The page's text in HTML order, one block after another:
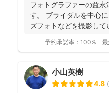
フォトグラファーの益永
す。 ブライダルを中心
ズフォトなどを撮影し
予約承諾率： 100% 最
小山英樹
4.8 (